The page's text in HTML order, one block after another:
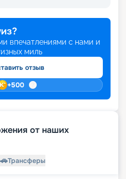
впечатлениями с нами и
миль
отзыв
+500
от наших
🚗Трансферы